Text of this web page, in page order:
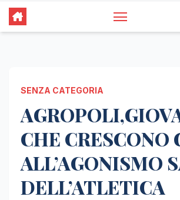
SENZA CATEGORIA
CHE CRESCONO
ALL’AGONISMO
DELL’ATLETICA